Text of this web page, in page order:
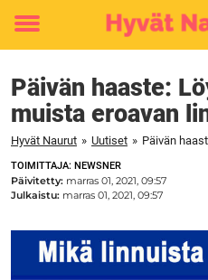
Toggle
Päivän haaste:
muista eroavan
Hyvät Naurut » Uutiset »
TOIMITTAJA: NEWSNER
Päivitetty: marras 01, 2021, 09:57
Julkaistu: marras 01, 2021, 09:57